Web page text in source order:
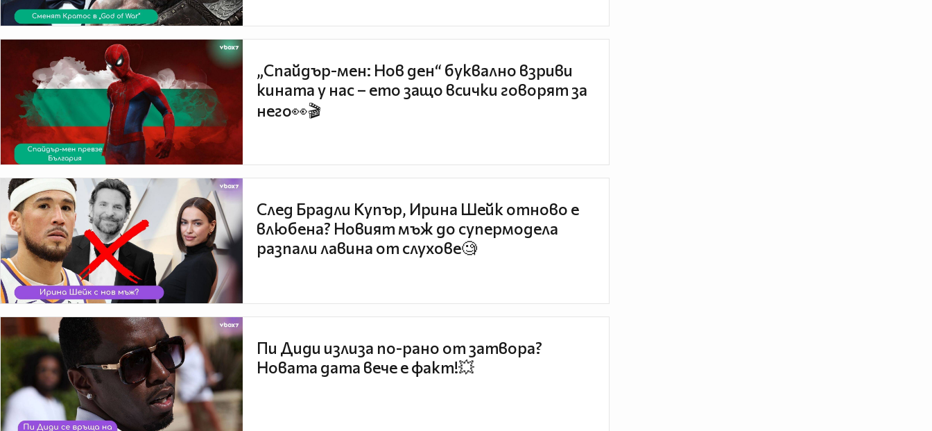
„Спайдър-мен: Нов ден“ буквално взриви
кината у нас – ето защо всички говорят за
него👀🎬
След Брадли Купър, Ирина Шейк отново е
влюбена? Новият мъж до супермодела
разпали лавина от слухове🧐
Пи Диди излиза по-рано от затвора?
Новата дата вече е факт!💥